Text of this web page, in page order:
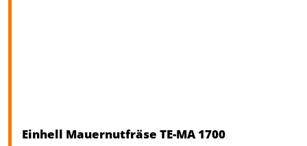
Einhell Mauernutfräse TE-MA 1700